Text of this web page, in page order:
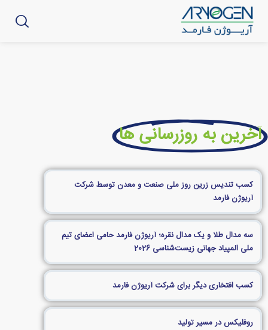
آخرین به روزرسانی ها
کسب تندیس زرین روز ملی صنعت و معدن توسط شرکت
آریوژن فارمد
سه مدال طلا و یک مدال نقره؛ آریوژن فارمد حامی اعضای تیم
ملی المپیاد جهانی زیست‌شناسی 2026
کسب افتخاری دیگر برای شرکت آریوژن فارمد
روفلیکس در مسیر تولید